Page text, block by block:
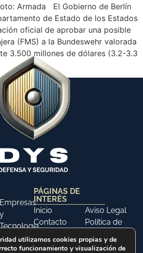
Armada El Gobierno de Berlín
de Estado de los Estados
oficial de aprobar una posible
(FMS) a la Bundeswehr valorada
3.500 millones de dólares (3.2-3.3
Empresas
y
Tecnología
Ferias y
Eventos
PÁGINAS DE
INTERÉS
Inicio
Contacto
Aviso Legal
Política de
Política de
utilizamos cookies propias y de
funcionamiento y visualización de